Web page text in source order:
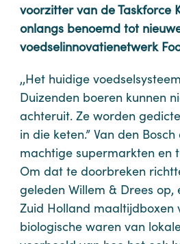
voorzitter van de Taskforce
onlangs benoemd tot
voedselinnovatienetwerk
,,Het huidige
Duizenden boeren kunnen
achteruit. Ze worden
in die keten.” Van den
machtige supermarkten en
Om dat te doorbreken
geleden Willem & Drees
Zuid Holland maaltijdboxen
biologische waren van